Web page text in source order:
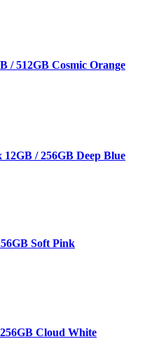
/ 512GB Cosmic Orange
/ 256GB Deep Blue
Soft Pink
Cloud White